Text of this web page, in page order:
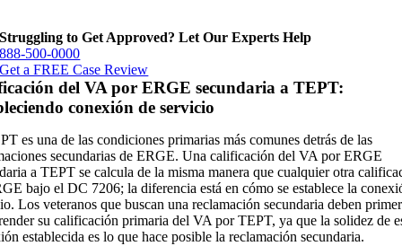
Struggling to Get Approved? Let Our Experts Help
888-500-0000
Get a FREE Case Review
del VA por ERGE secundaria a TEPT:
conexión de servicio
es una de las condiciones primarias más comunes detrás de las
secundarias de ERGE. Una calificación del VA por ERGE
a TEPT se calcula de la misma manera que cualquier otra
bajo el DC 7206; la diferencia está en cómo se establece la
Los veteranos que buscan una reclamación secundaria deben
su calificación primaria del VA por TEPT, ya que la solidez de
establecida es lo que hace posible la reclamación secundaria.